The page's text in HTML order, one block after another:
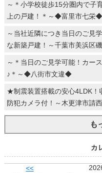
～＊小学校徒歩15分圏内で子
上の戸建！＊～◆富里市七栄◆
～当社近隣につき当日のご見
な新築戸建！～千葉市美浜区
～＊当日のご見学可能！カー
♪＊～◆八街市文違◆
★制震装置搭載の安心4LDK！
防犯カメラ付！～木更津市請
も
カ
<<